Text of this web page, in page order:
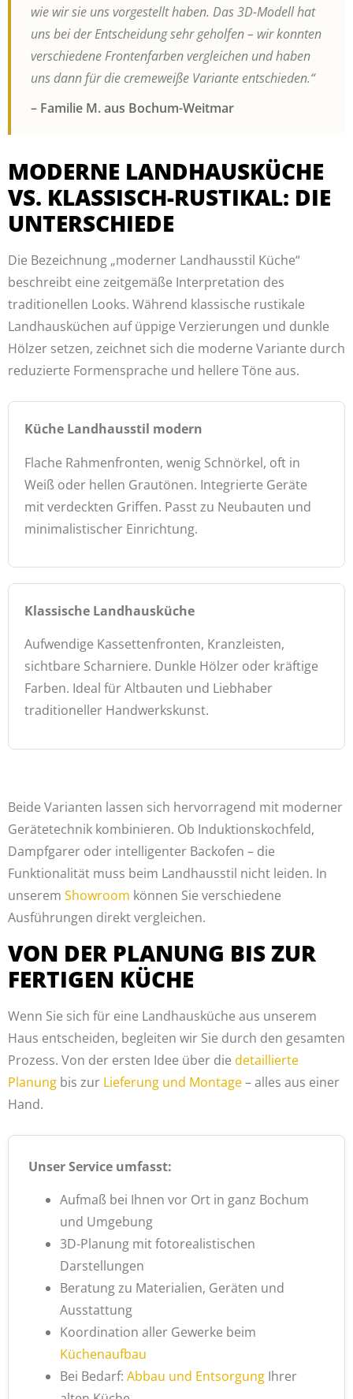
wie wir sie uns vorgestellt haben. Das 3D-Modell hat
uns bei der Entscheidung sehr geholfen – wir konnten
verschiedene Frontenfarben vergleichen und haben
uns dann für die cremeweiße Variante entschieden.“
– Familie M. aus Bochum-Weitmar
MODERNE LANDHAUSKÜCHE
VS. KLASSISCH-RUSTIKAL: DIE
UNTERSCHIEDE
Die Bezeichnung „moderner Landhausstil Küche“
beschreibt eine zeitgemäße Interpretation des
traditionellen Looks. Während klassische rustikale
Landhausküchen auf üppige Verzierungen und dunkle
Hölzer setzen, zeichnet sich die moderne Variante durch
reduzierte Formensprache und hellere Töne aus.
Küche Landhausstil modern
Flache Rahmenfronten, wenig Schnörkel, oft in
Weiß oder hellen Grautönen. Integrierte Geräte
mit verdeckten Griffen. Passt zu Neubauten und
minimalistischer Einrichtung.
Klassische Landhausküche
Aufwendige Kassettenfronten, Kranzleisten,
sichtbare Scharniere. Dunkle Hölzer oder kräftige
Farben. Ideal für Altbauten und Liebhaber
traditioneller Handwerkskunst.
Beide Varianten lassen sich hervorragend mit moderner
Gerätetechnik kombinieren. Ob Induktionskochfeld,
Dampfgarer oder intelligenter Backofen – die
Funktionalität muss beim Landhausstil nicht leiden. In
unserem Showroom können Sie verschiedene
Ausführungen direkt vergleichen.
VON DER PLANUNG BIS ZUR
FERTIGEN KÜCHE
Wenn Sie sich für eine Landhausküche aus unserem
Haus entscheiden, begleiten wir Sie durch den gesamten
Prozess. Von der ersten Idee über die detaillierte
Planung bis zur Lieferung und Montage– alles aus einer
Hand.
Unser Service umfasst:
Aufmaß bei Ihnen vor Ort in ganz Bochum
und Umgebung
3D-Planung mit fotorealistischen
Darstellungen
Beratung zu Materialien, Geräten und
Ausstattung
Koordination aller Gewerke beim
Küchenaufbau
Bei Bedarf: Abbau und Entsorgung Ihrer